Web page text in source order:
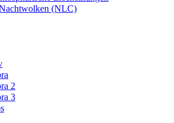
(NLC)
2
3